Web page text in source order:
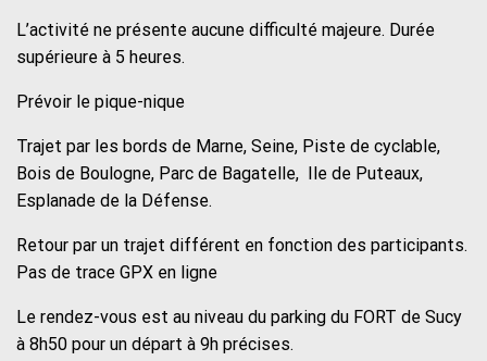
L’activité ne présente aucune difficulté majeure. Durée
supérieure à 5 heures.
Prévoir le pique-nique
Trajet par les bords de Marne, Seine, Piste de cyclable,
Bois de Boulogne, Parc de Bagatelle, Ile de Puteaux,
Esplanade de la Défense.
Retour par un trajet différent en fonction des participants.
Pas de trace GPX en ligne
Le rendez-vous est au niveau du parking du FORT de Sucy
à 8h50 pour un départ à 9h précises.